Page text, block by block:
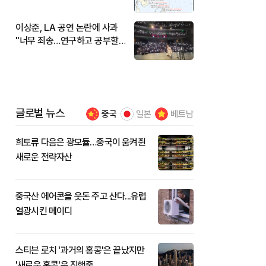
이상준, LA 공연 논란에 사과
"너무 죄송…연구하고 공부할
글로벌 뉴스 중국 일본 베트남
희토류 다음은 광모듈…중국이 움켜쥔
새로운 전략자산
중국산 에어콘을 웃돈 주고 산다...유럽
열광시킨 메이디
스티븐 로치 '과거의 홍콩'은 끝났지만